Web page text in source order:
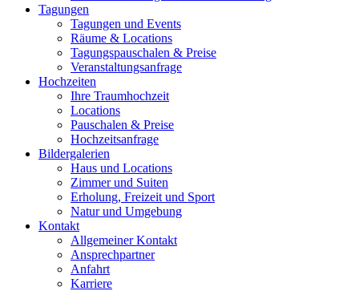
Tagungen
Tagungen und Events
Räume & Locations
Tagungspauschalen & Preise
Veranstaltungsanfrage
Hochzeiten
Ihre Traumhochzeit
Locations
Pauschalen & Preise
Hochzeitsanfrage
Bildergalerien
Haus und Locations
Zimmer und Suiten
Erholung, Freizeit und Sport
Natur und Umgebung
Kontakt
Allgemeiner Kontakt
Ansprechpartner
Anfahrt
Karriere